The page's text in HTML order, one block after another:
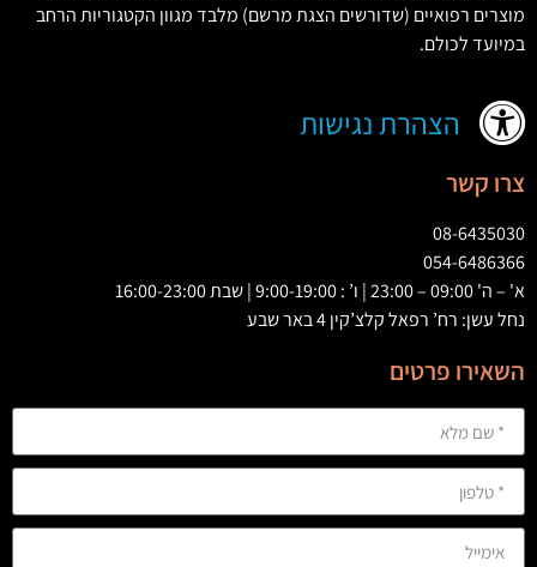
מוצרים רפואיים (שדורשים הצגת מרשם) מלבד מגוון הקטגוריות הרחב
במיועד לכולם.
הצהרת נגישות
צרו קשר
08-6435030
054-6486366
א' – ה' 09:00 – 23:00 | ו’ : 9:00-19:00 | שבת 16:00-23:00
נחל עשן: רח’ רפאל קלצ’קין 4 באר שבע
השאירו פרטים